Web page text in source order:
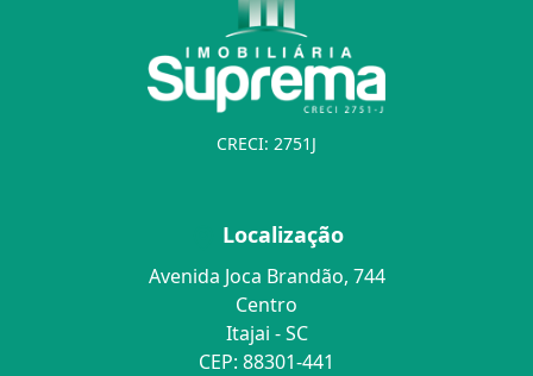
CRECI: 2751J
Localização
Avenida Joca Brandão, 744
Centro
Itajai - SC
CEP: 88301-441